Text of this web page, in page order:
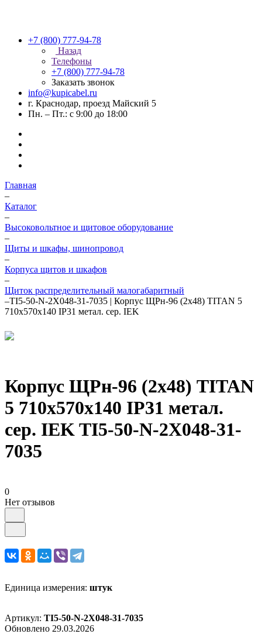
+7 (800) 777-94-78
Назад
Телефоны
+7 (800) 777-94-78
Заказать звонок
info@kupicabel.ru
г. Краснодар, проезд Майский 5
Пн. – Пт.: с 9:00 до 18:00
Главная
–
Каталог
–
Высоковольтное и щитовое оборудование
–
Щиты и шкафы, шинопровод
–
Корпуса щитов и шкафов
–
Щиток распределительный малогабаритный
–TI5-50-N-2X048-31-7035 | Корпус ЩРн-96 (2х48) TITAN 5
710х570х140 IP31 метал. сер. IEK
Корпус ЩРн-96 (2х48) TITAN
5 710х570х140 IP31 метал.
сер. IEK TI5-50-N-2X048-31-
7035
0
Нет отзывов
Единица измерения: штук
Артикул: TI5-50-N-2X048-31-7035
Обновлено 29.03.2026